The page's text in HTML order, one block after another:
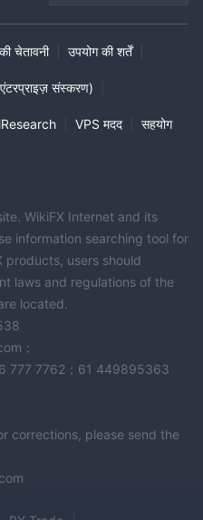
चेतावनी उपयोग की शर्तें
संस्करण)
VPS मदद सहयोग
WikiFX Internet and its
information searching tool for
products, users should
laws and regulations of the
located.
；
777 7762；61 449895363
corrections, please send the